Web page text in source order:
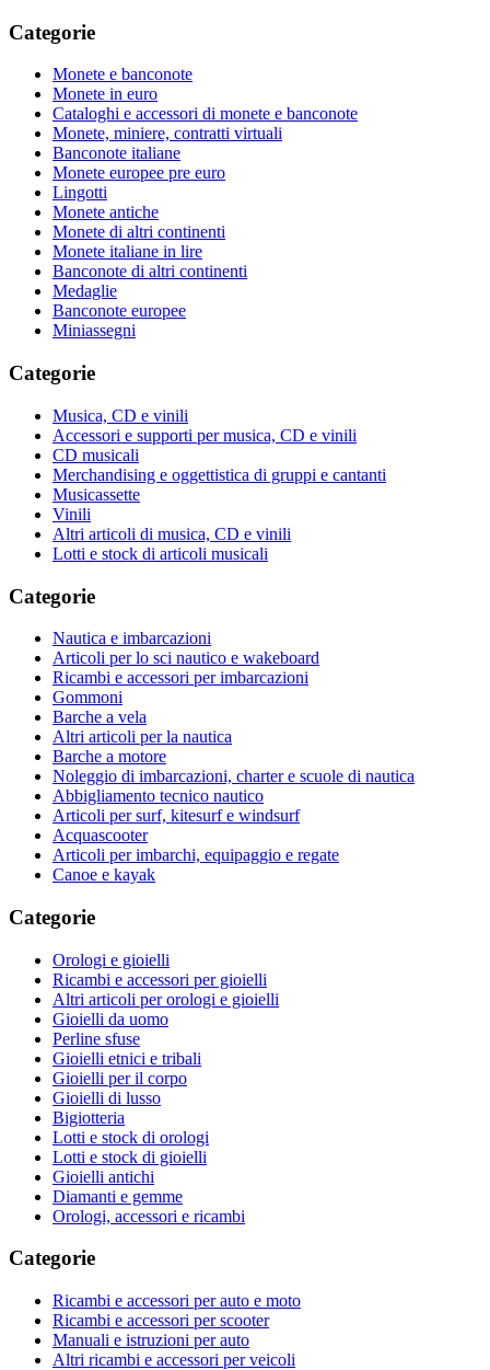
Categorie
Monete e banconote
Monete in euro
Cataloghi e accessori di monete e banconote
Monete, miniere, contratti virtuali
Banconote italiane
Monete europee pre euro
Lingotti
Monete antiche
Monete di altri continenti
Monete italiane in lire
Banconote di altri continenti
Medaglie
Banconote europee
Miniassegni
Categorie
Musica, CD e vinili
Accessori e supporti per musica, CD e vinili
CD musicali
Merchandising e oggettistica di gruppi e cantanti
Musicassette
Vinili
Altri articoli di musica, CD e vinili
Lotti e stock di articoli musicali
Categorie
Nautica e imbarcazioni
Articoli per lo sci nautico e wakeboard
Ricambi e accessori per imbarcazioni
Gommoni
Barche a vela
Altri articoli per la nautica
Barche a motore
Noleggio di imbarcazioni, charter e scuole di nautica
Abbigliamento tecnico nautico
Articoli per surf, kitesurf e windsurf
Acquascooter
Articoli per imbarchi, equipaggio e regate
Canoe e kayak
Categorie
Orologi e gioielli
Ricambi e accessori per gioielli
Altri articoli per orologi e gioielli
Gioielli da uomo
Perline sfuse
Gioielli etnici e tribali
Gioielli per il corpo
Gioielli di lusso
Bigiotteria
Lotti e stock di orologi
Lotti e stock di gioielli
Gioielli antichi
Diamanti e gemme
Orologi, accessori e ricambi
Categorie
Ricambi e accessori per auto e moto
Ricambi e accessori per scooter
Manuali e istruzioni per auto
Altri ricambi e accessori per veicoli